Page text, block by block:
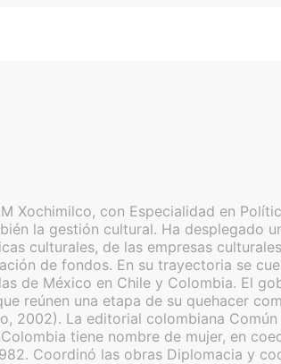
Xochimilco, con Especialidad en
la gestión cultural. Ha desplegado
culturales, de las empresas
de fondos. En su trayectoria se
de México en Chile y Colombia. El
reúnen una etapa de su quehacer
2002). La editorial colombiana
tiene nombre de mujer, en
Coordinó las obras Diplomacia y